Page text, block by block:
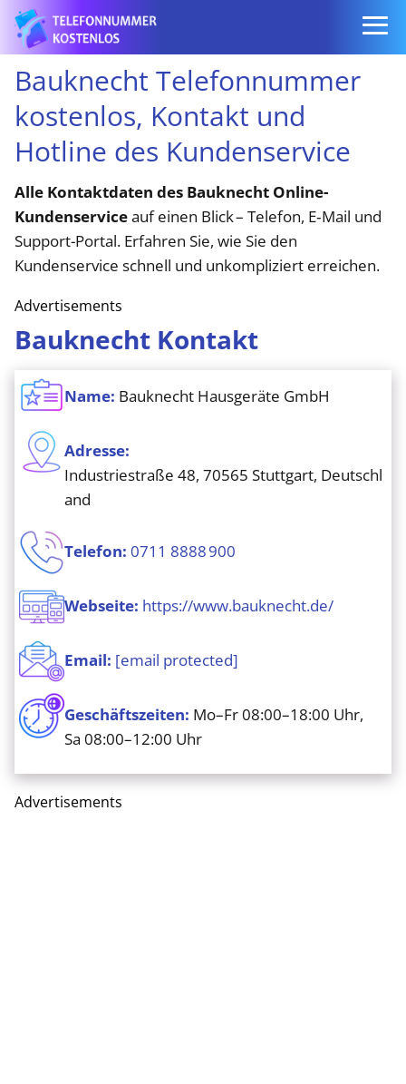
Bauknecht Telefonnummer
kostenlos, Kontakt und
Hotline des Kundenservice
Alle Kontaktdaten des Bauknecht Online-
Kundenserviceauf einen Blick – Telefon, E‑Mail und
Support-Portal. Erfahren Sie, wie Sie den
Kundenservice schnell und unkompliziert erreichen.
Advertisements
Bauknecht Kontakt
Name: Bauknecht Hausgeräte GmbH
Adresse:
Industriestraße 48, 70565 Stuttgart, Deutschl
and
Telefon: 0711 8888 900
Webseite: https://www.bauknecht.de/
Email: [email protected]
Geschäftszeiten: Mo–Fr 08:00–18:00 Uhr,
Sa 08:00–12:00 Uhr
Advertisements